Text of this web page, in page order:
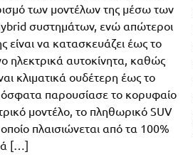
των μοντέλων της μέσω των
συστημάτων, ενώ απώτεροι
είναι να κατασκευάζει έως το
ηλεκτρικά αυτοκίνητα, καθώς
κλιματικά ουδέτερη έως το
παρουσίασε το κορυφαίο
μοντέλο, το πληθωρικό SUV
πλαισιώνεται από τα 100%
[…]